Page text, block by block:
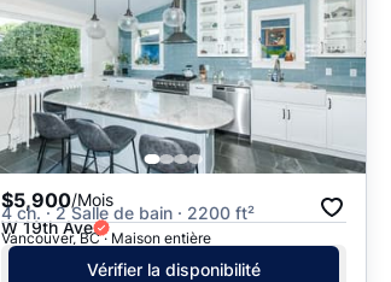
Date: les plus
Prix - $$$ à $
Prix - $ à $$$
$5,900/Mois
4 ch. · 2 Salle de bain · 2200 ft²
W 19th Ave
Vancouver, BC · Maison entière
Vérifier la disponibilité